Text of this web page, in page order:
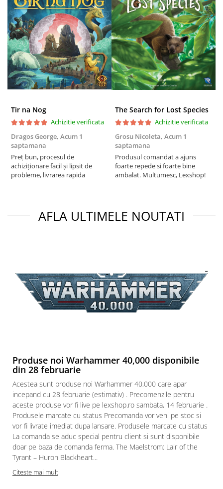
Puzzle 1000 piese panorama
Puzzle 3D
Puzzle 8000 piese
Puzzle 150 piese
Puzzle 1000 piese fluorescent
Puzzle din lemn
Puzzle 24 piese
Puzzle 3 in 1
Puzzle 350 piese
Puzzle 275 piese
Warhammer 40K
Books and Codex
Accesorii
Marvel Univers
Figurine diverse
DC Univers
FUNKO POP!
One Piece
Dragon Ball
Anime
Gundam
Tir na Nog
Achizitie verificata
Dragos George, Acum 1
saptamana
Preț bun, procesul de
achiziționare facil și lipsit de
probleme, livrarea rapida
The Search for Lost Species
Achizitie verificata
Grosu Nicoleta, Acum 1
saptamana
Produsul comandat a ajuns
foarte repede si foarte bine
ambalat. Multumesc, Lexshop!
AFLA ULTIMELE NOUTATI
Produse noi Warhammer 40,000 disponibile
din 28 februarie
Acestea sunt produse noi Warhammer 40,000 care apar
incepand cu 28 februarie (estimativ) . Precomenzile pentru
aceste produse vor fi live pe lexshop.ro sambata, 14 februarie .
Produsele marcate cu status Precomanda vor veni pe stoc si
vor fi livrate imediat dupa lansare. Produsele marcate cu status
La comanda se aduc special pentru client si sunt disponibile
doar pe baza de comanda ferma. The Maelstrom: Lair of the
Tyrant – Huron Blackheart...
Citeste mai mult